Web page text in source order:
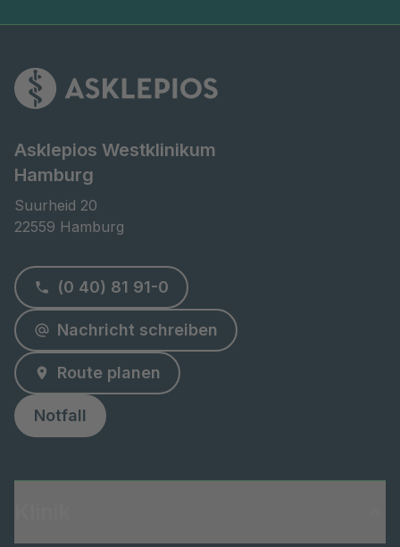
Asklepios Westklinikum
Hamburg
Suurheid 20
22559 Hamburg
(0 40) 81 91-0
Nachricht schreiben
Route planen
Notfall